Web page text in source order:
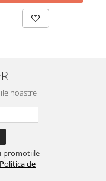
noastre
promotiile
Politica de